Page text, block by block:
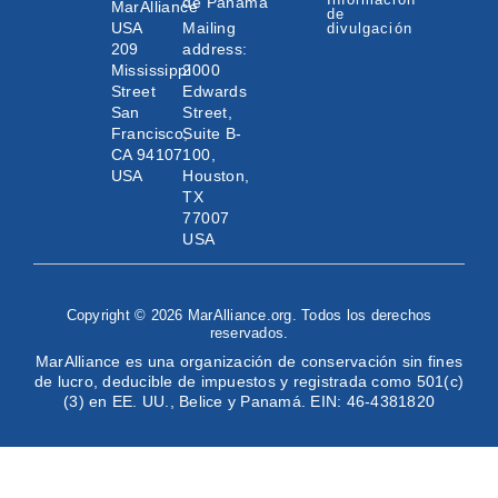
MarAlliance
USA
209
Mississippi
Street
San
Francisco,
CA 94107
USA
Mailing
address:
2000
Edwards
Street,
Suite B-
100,
Houston,
TX
77007
USA
de
divulgación
Copyright © 2026 MarAlliance.org. Todos los derechos
reservados.
MarAlliance es una organización de conservación sin fines
de lucro, deducible de impuestos y registrada como 501(c)
(3) en EE. UU., Belice y Panamá. EIN: 46-4381820